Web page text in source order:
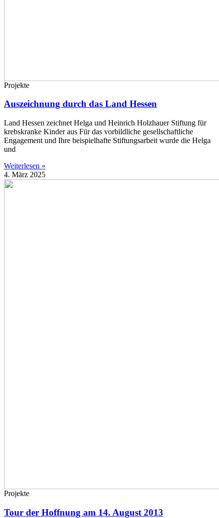
Projekte
Auszeichnung durch das Land Hessen
Land Hessen zeichnet Helga und Heinrich Holzhauer Stiftung für
krebskranke Kinder aus Für das vorbildliche gesellschaftliche
Engagement und Ihre beispielhafte Stiftungsarbeit wurde die Helga
und
Weiterlesen »
4. März 2025
Projekte
Tour der Hoffnung am 14. August 2013